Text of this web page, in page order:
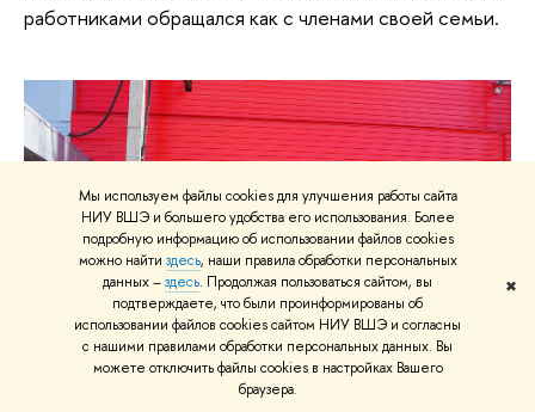
Мы используем файлы cookies для улучшения работы сайта
НИУ ВШЭ и большего удобства его использования. Более
подробную информацию об использовании файлов cookies
можно найти здесь, наши правила обработки персональных
данных –здесь. Продолжая пользоваться сайтом, вы
подтверждаете, что были проинформированы об
использовании файлов cookies сайтом НИУ ВШЭ и согласны
с нашими правилами обработки персональных данных. Вы
можете отключить файлы cookies в настройках Вашего
браузера.
✖
работниками обращался как с членами своей семьи.